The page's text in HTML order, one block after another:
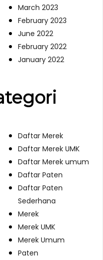
March 2023
February 2023
June 2022
February 2022
January 2022
Daftar Merek
Daftar Merek UMK
Daftar Merek umum
Daftar Paten
Daftar Paten
Sederhana
Merek
Merek UMK
Merek Umum
Paten